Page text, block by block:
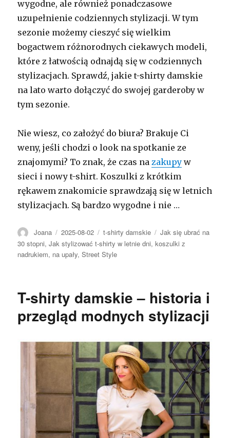
wygodne, ale również ponadczasowe
uzupełnienie codziennych stylizacji. W tym
sezonie możemy cieszyć się wielkim
bogactwem różnorodnych ciekawych modeli,
które z łatwością odnajdą się w codziennych
stylizacjach. Sprawdź, jakie t-shirty damskie
na lato warto dołączyć do swojej garderoby w
tym sezonie.
Nie wiesz, co założyć do biura? Brakuje Ci
weny, jeśli chodzi o look na spotkanie ze
znajomymi? To znak, że czas nazakupy w
sieci i nowy t-shirt. Koszulki z krótkim
rękawem znakomicie sprawdzają się w letnich
stylizacjach. Są bardzo wygodne i nie …
Autor
Joana Opublikowano
2025-08-02 Kategorie
t-shirty damskie Tagi
Jak się ubrać na
30 stopni,Jak stylizować t-shirty w letnie dni,koszulki z
nadrukiem, na upały,Street Style
T-shirty damskie – historia i
przegląd modnych stylizacji